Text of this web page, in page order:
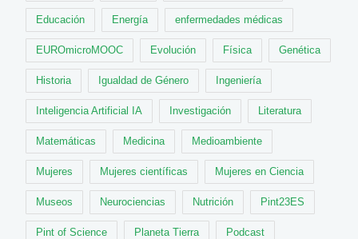
Educación Energía enfermedades médicas
EUROmicroMOOC Evolución Física Genética
Historia Igualdad de Género Ingeniería
Inteligencia Artificial IA Investigación Literatura
Matemáticas Medicina Medioambiente
Mujeres Mujeres científicas Mujeres en Ciencia
Museos Neurociencias Nutrición Pint23ES
Pint of Science Planeta Tierra Podcast